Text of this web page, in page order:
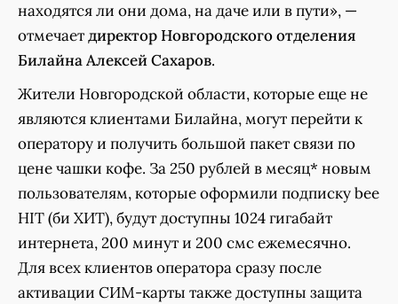
находятся ли они дома, на даче или в пути», —
отмечаетдиректор Новгородского отделения
Билайна Алексей Сахаров.
Жители Новгородской области, которые еще не
являются клиентами Билайна, могут перейти к
оператору и получить большой пакет связи по
цене чашки кофе. За 250 рублей в месяц* новым
пользователям, которые оформили подписку bee
HIT (би ХИТ), будут доступны 1024 гигабайт
интернета, 200 минут и 200 смс ежемесячно.
Для всех клиентов оператора сразу после
активации СИМ-карты также доступны защита